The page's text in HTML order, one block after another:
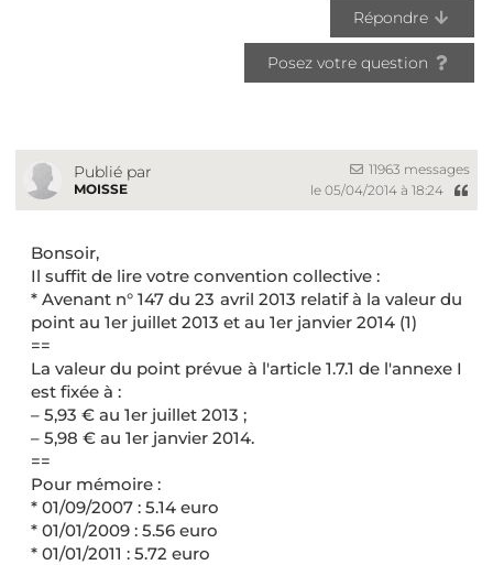
Répondre
Posez votre question
Publié par
MOISSE
11963 messages
le 05/04/2014 à 18:24
Bonsoir,
Il suffit de lire votre convention collective :
* Avenant n° 147 du 23 avril 2013 relatif à la valeur du
point au 1er juillet 2013 et au 1er janvier 2014 (1)
==
La valeur du point prévue à l'article 1.7.1 de l'annexe I
est fixée à :
– 5,93 € au 1er juillet 2013 ;
– 5,98 € au 1er janvier 2014.
==
Pour mémoire :
* 01/09/2007 : 5.14 euro
* 01/01/2009 : 5.56 euro
* 01/01/2011 : 5.72 euro